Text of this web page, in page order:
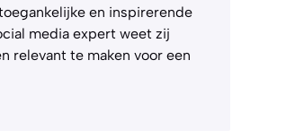
en inspirerende
media expert weet zij
relevant te maken voor een